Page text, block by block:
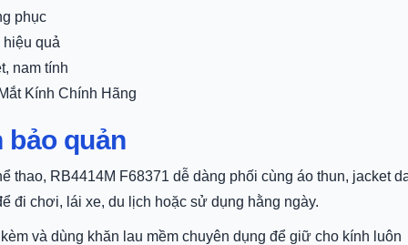
phục
quả
nam tính
Kính Chính Hãng
bảo quản
thao, RB4414M F68371 dễ dàng phối cùng áo thun, jacket
đi chơi, lái xe, du lịch hoặc sử dụng hằng ngày.
và dùng khăn lau mềm chuyên dụng để giữ cho kính luôn